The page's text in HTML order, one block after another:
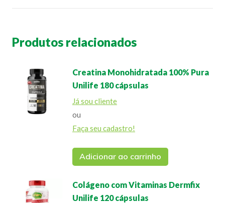
Produtos relacionados
Creatina Monohidratada 100% Pura
Unilife 180 cápsulas
Já sou cliente
ou
Faça seu cadastro!
Adicionar ao carrinho
Colágeno com Vitaminas Dermfix
Unilife 120 cápsulas